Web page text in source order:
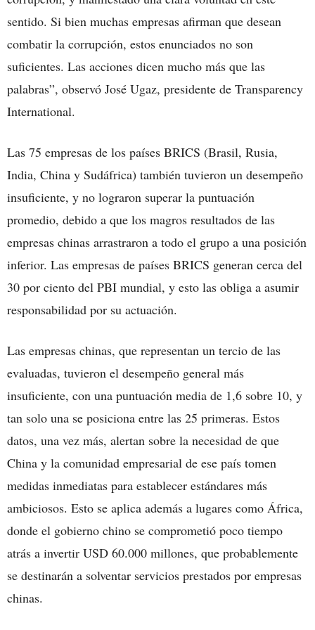
sentido. Si bien muchas empresas afirman que desean
combatir la corrupción, estos enunciados no son
suficientes. Las acciones dicen mucho más que las
palabras”, observó José Ugaz, presidente de Transparency
International.
Las 75 empresas de los países BRICS (Brasil, Rusia,
India, China y Sudáfrica) también tuvieron un desempeño
insuficiente, y no lograron superar la puntuación
promedio, debido a que los magros resultados de las
empresas chinas arrastraron a todo el grupo a una posición
inferior. Las empresas de países BRICS generan cerca del
30 por ciento del PBI mundial, y esto las obliga a asumir
responsabilidad por su actuación.
Las empresas chinas, que representan un tercio de las
evaluadas, tuvieron el desempeño general más
insuficiente, con una puntuación media de 1,6 sobre 10, y
tan solo una se posiciona entre las 25 primeras. Estos
datos, una vez más, alertan sobre la necesidad de que
China y la comunidad empresarial de ese país tomen
medidas inmediatas para establecer estándares más
ambiciosos. Esto se aplica además a lugares como África,
donde el gobierno chino se comprometió poco tiempo
atrás a invertir USD 60.000 millones, que probablemente
se destinarán a solventar servicios prestados por empresas
chinas.